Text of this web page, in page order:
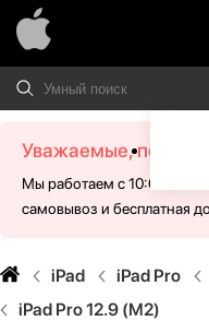
Уважаемые,
Мы работаем с 10:00 -
самовывоз и бесплатная
iPad iPad Pro
iPad Pro 12.9 (M2)